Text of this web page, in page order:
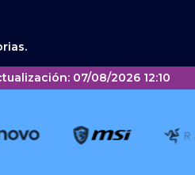
07/08/2026 12:10